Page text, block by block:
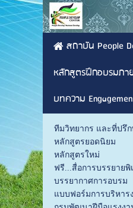
สถาบัน People
หลักสูตรฝึกอบรมภาย
บทความ
ทีมวิทยากร และที่ปรึก
หลักสูตรยอดนิยม
หลักสูตรใหม่
ฟรี...สื่อการบรรยายพิ
บรรยากาศการอบรม
แบบฟอร์มการบริหาร